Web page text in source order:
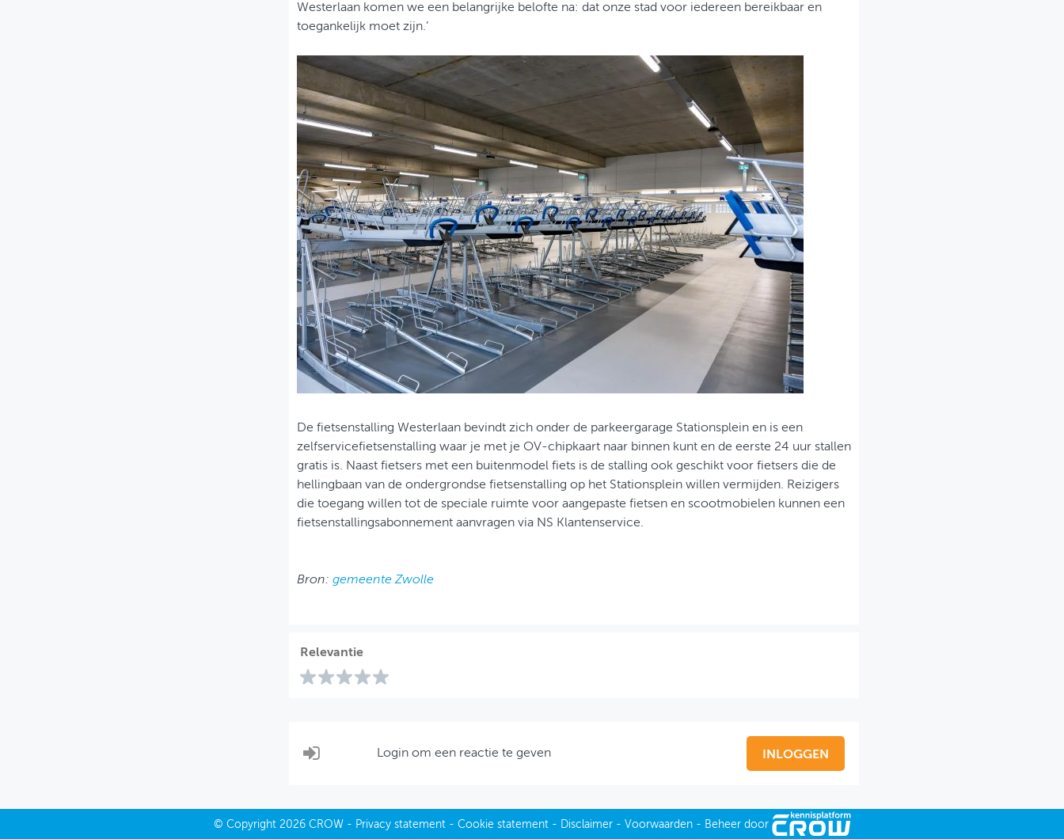
Westerlaan komen we een belangrijke belofte na: dat onze stad voor iedereen bereikbaar en
toegankelijk moet zijn.’
De fietsenstalling Westerlaan bevindt zich onder de parkeergarage Stationsplein en is een
zelfservicefietsenstalling waar je met je OV-chipkaart naar binnen kunt en de eerste 24 uur stallen
gratis is. Naast fietsers met een buitenmodel fiets is de stalling ook geschikt voor fietsers die de
hellingbaan van de ondergrondse fietsenstalling op het Stationsplein willen vermijden. Reizigers
die toegang willen tot de speciale ruimte voor aangepaste fietsen en scootmobielen kunnen een
fietsenstallingsabonnement aanvragen via NS Klantenservice.
Bron: gemeente Zwolle
Relevantie
Login om een reactie te geven INLOGGEN
© Copyright2026 CROW - Privacy statement- Cookie statement- Disclaimer- Voorwaarden - Beheer door